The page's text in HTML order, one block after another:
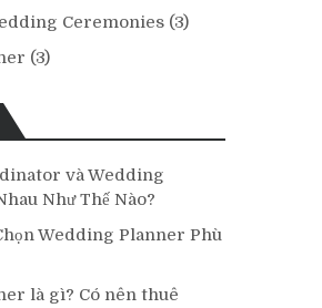
Ceremonies (3)
(3)
và Wedding
Như Thế Nào?
Wedding Planner Phù
là gì? Có nên thuê